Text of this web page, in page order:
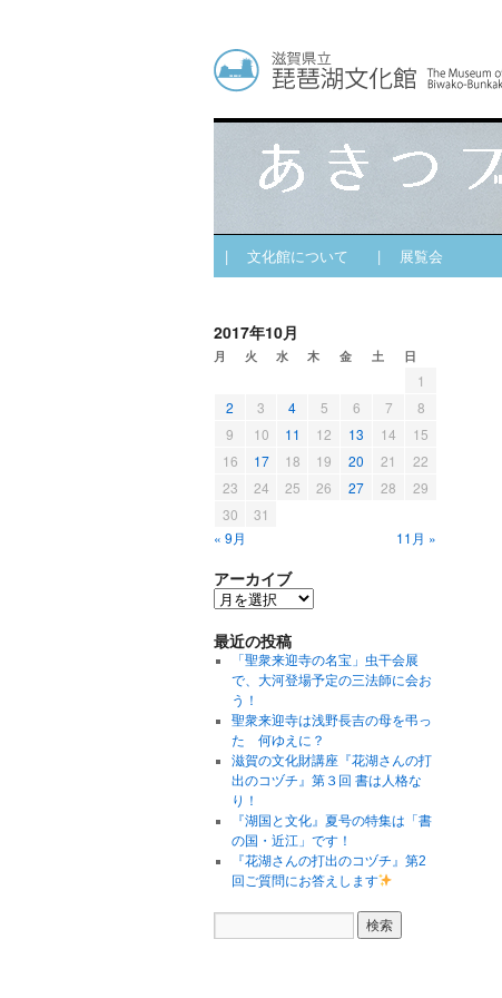
| 文化館について | 展覧会
2017年10月
月 火 水 木 金 土 日
« 9月 11月 »
1
2
3 4 5 6 7
8
9
10 11 12 13 14
15
16
17 18 19 20 21
22
23
24 25 26 27 28
29
30
31
アーカイブ
最近の投稿
「聖衆来迎寺の名宝」虫干会展
で、大河登場予定の三法師に会お
う！
聖衆来迎寺は浅野長吉の母を弔っ
た 何ゆえに？
滋賀の文化財講座『花湖さんの打
出のコヅチ』第３回 書は人格な
り！
『湖国と文化』夏号の特集は「書
の国・近江」です！
『花湖さんの打出のコヅチ』第2
回ご質問にお答えします